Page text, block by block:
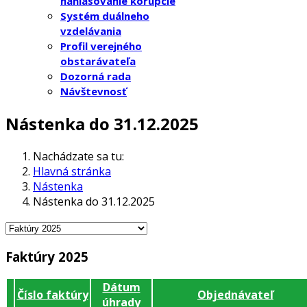
Systém duálneho
vzdelávania
Profil verejného
obstarávateľa
Dozorná rada
Návštevnosť
Nástenka do 31.12.2025
Nachádzate sa tu:
Hlavná stránka
Nástenka
Nástenka do 31.12.2025
Faktúry 2025
Číslo faktúry
Dátum
úhrady
Objednávateľ